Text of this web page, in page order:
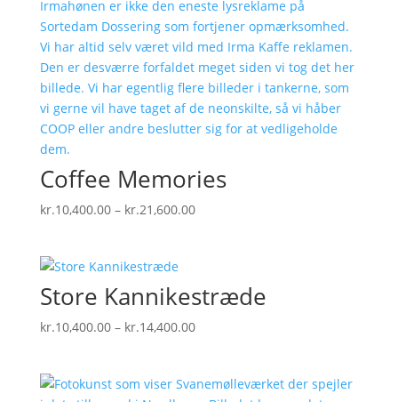
Coffee Memories
kr.10,400.00 – kr.21,600.00Prisinterval:
Store Kannikestræde
kr.10,400.00 – kr.14,400.00Prisinterval:
kr.14,400.00